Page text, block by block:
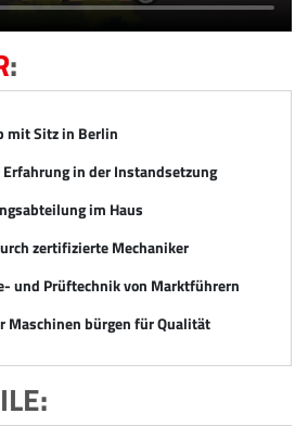
:
mit Sitz in Berlin
Erfahrung in der Instandsetzung
im Haus
zertifizierte Mechaniker
und Prüftechnik von Marktführern
Maschinen bürgen für Qualität